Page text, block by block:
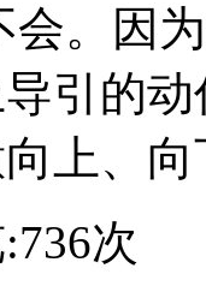
会。因
引的
上、
736次